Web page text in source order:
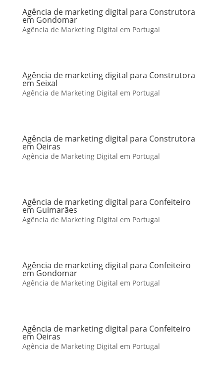
Agência de marketing digital para Construtora
em Gondomar
Agência de Marketing Digital em Portugal
Agência de marketing digital para Construtora
em Seixal
Agência de Marketing Digital em Portugal
Agência de marketing digital para Construtora
em Oeiras
Agência de Marketing Digital em Portugal
Agência de marketing digital para Confeiteiro
em Guimarães
Agência de Marketing Digital em Portugal
Agência de marketing digital para Confeiteiro
em Gondomar
Agência de Marketing Digital em Portugal
Agência de marketing digital para Confeiteiro
em Oeiras
Agência de Marketing Digital em Portugal